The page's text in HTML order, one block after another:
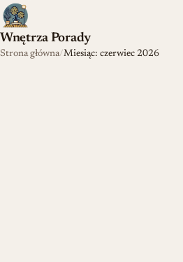
Wnętrza Porady
Strona główna Miesiąc: czerwiec 2026